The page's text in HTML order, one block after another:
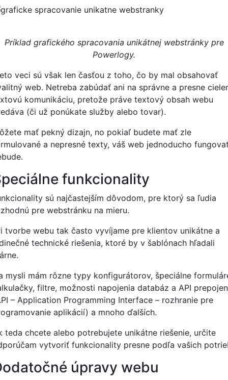
Príklad grafického spracovania unikátnej webstránky pre
Powerlogy.
veci sú však len časťou z toho, čo by mal obsahovať
web. Netreba zabúdať ani na správne a presne
komunikáciu, pretože práve textový obsah webu
(či už ponúkate služby alebo tovar).
mať pekný dizajn, no pokiaľ budete mať zle
a nepresné texty, váš web jednoducho
funkcionality
sú najčastejším dôvodom, pre ktorý sa ľudia
pre webstránku na mieru.
tvorbe webu tak často vyvíjame pre klientov unikátne a
technické riešenia, ktoré by v šablónach hľadali
mysli mám rôzne typy konfigurátorov, špeciálne
filtre, možnosti napojenia databáz a API
– Application Programming Interface – rozhranie pre
aplikácií) a mnoho ďalších.
teda chcete alebo potrebujete unikátne riešenie, určite
vytvoriť funkcionality presne podľa vašich
úpravy webu